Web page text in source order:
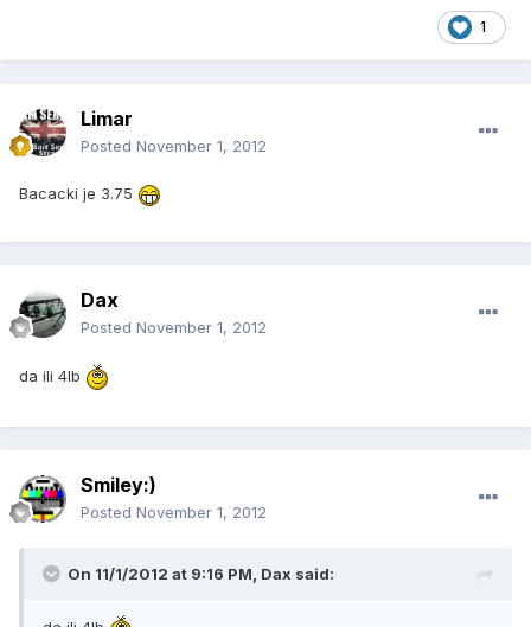
1
Limar
Posted November 1, 2012
Bacacki je 3.75
Dax
Posted November 1, 2012
da ili 4lb
Smiley:)
Posted November 1, 2012
On 11/1/2012 at 9:16 PM, Dax said: